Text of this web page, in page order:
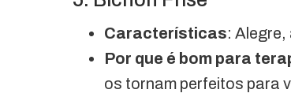
Características:
Por que é bom para
os tornam perfeitos para